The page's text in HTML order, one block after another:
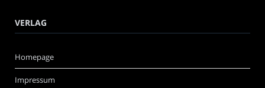
VERLAG
Homepage
Impressum